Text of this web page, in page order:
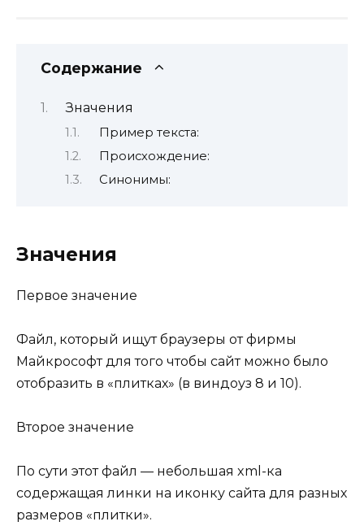
Содержание
Значения
Пример текста:
Происхождение:
Синонимы:
Значения
Первое значение
Файл, который ищут браузеры от фирмы
Майкрософт для того чтобы сайт можно было
отобразить в «плитках» (в виндоуз 8 и 10).
Второе значение
По сути этот файл — небольшая xml-ка
содержащая линки на иконку сайта для разных
размеров «плитки».